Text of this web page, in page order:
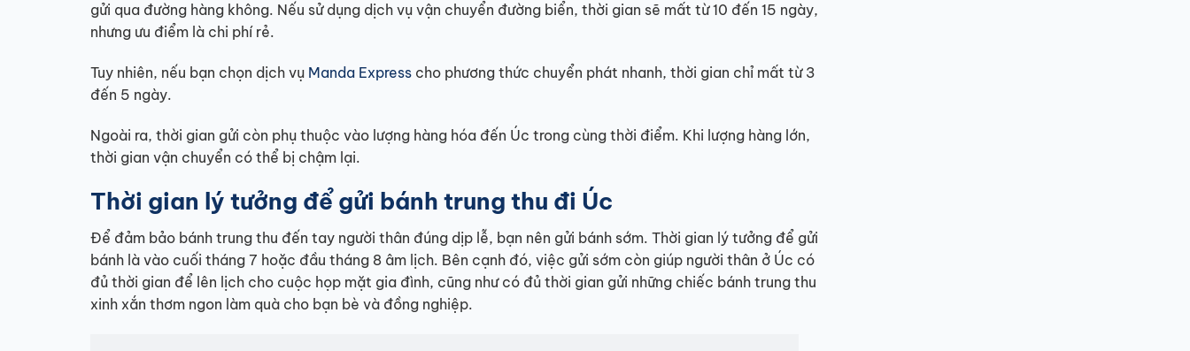
gửi qua đường hàng không. Nếu sử dụng dịch vụ vận chuyển đường biển, thời gian sẽ mất từ 10 đến 15 ngày,
nhưng ưu điểm là chi phí rẻ.
Tuy nhiên, nếu bạn chọn dịch vụ Manda Express cho phương thức chuyển phát nhanh, thời gian chỉ mất từ 3
đến 5 ngày.
Ngoài ra, thời gian gửi còn phụ thuộc vào lượng hàng hóa đến Úc trong cùng thời điểm. Khi lượng hàng lớn,
thời gian vận chuyển có thể bị chậm lại.
Thời gian lý tưởng để gửi bánh trung thu đi Úc
Để đảm bảo bánh trung thu đến tay người thân đúng dịp lễ, bạn nên gửi bánh sớm. Thời gian lý tưởng để gửi
bánh là vào cuối tháng 7 hoặc đầu tháng 8 âm lịch. Bên cạnh đó, việc gửi sớm còn giúp người thân ở Úc có
đủ thời gian để lên lịch cho cuộc họp mặt gia đình, cũng như có đủ thời gian gửi những chiếc bánh trung thu
xinh xắn thơm ngon làm quà cho bạn bè và đồng nghiệp.